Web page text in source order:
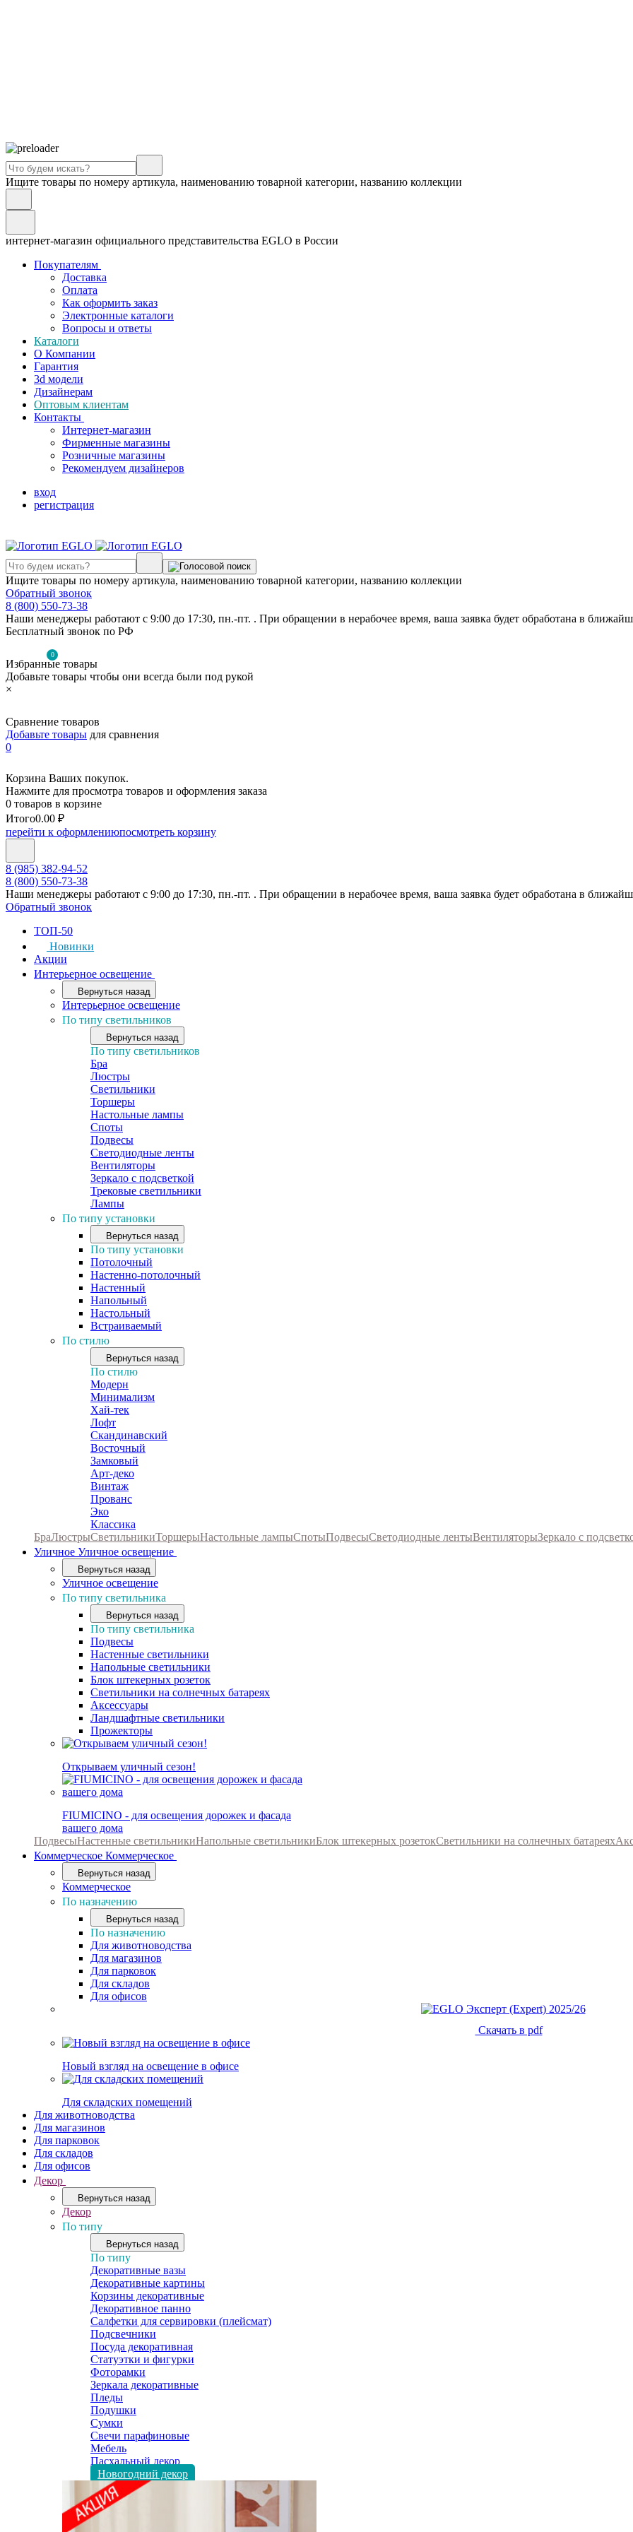
Ищите товары по номеру артикула, наименованию товарной категории, названию коллекции
интернет-магазин официального представительства EGLO в России
Покупателям
Доставка
Оплата
Как оформить заказ
Электронные каталоги
Вопросы и ответы
Каталоги
О Компании
Гарантия
3d модели
Дизайнерам
Оптовым клиентам
Контакты
Интернет-магазин
Фирменные магазины
Розничные магазины
Рекомендуем дизайнеров
вход
регистрация
Ищите товары по номеру артикула, наименованию товарной категории, названию коллекции
Обратный звонок
8 (800) 550-73-38
Наши менеджеры работают с 9:00 до 17:30, пн.-пт. . При обращении в нерабочее время, ваша заявка будет обработана в
Бесплатный звонок по РФ
0
Избранные товары
Добавьте товары чтобы они всегда были под рукой
×
Сравнение товаров
Добавьте товары для сравнения
0
Корзина Ваших покупок.
Нажмите для просмотра товаров и оформления заказа
0 товаров в корзине
Итого0.00 ₽
перейти к оформлениюпосмотреть корзину
8 (985) 382-94-52
8 (800) 550-73-38
Наши менеджеры работают с 9:00 до 17:30, пн.-пт. . При обращении в нерабочее время, ваша заявка будет обработана в
Обратный звонок
ТОП-50
Новинки
Акции
Интерьерное освещение
Вернуться назад
Интерьерное освещение
По типу светильников
Вернуться назад
По типу светильников
Бра
Люстры
Светильники
Торшеры
Настольные лампы
Споты
Подвесы
Светодиодные ленты
Вентиляторы
Зеркало с подсветкой
Трековые светильники
Лампы
По типу установки
Вернуться назад
По типу установки
Потолочный
Настенно-потолочный
Настенный
Напольный
Настольный
Встраиваемый
По стилю
Вернуться назад
По стилю
Модерн
Минимализм
Хай-тек
Лофт
Скандинавский
Восточный
Замковый
Арт-деко
Винтаж
Прованс
Эко
Классика
БраЛюстрыСветильникиТоршерыНастольные лампыСпотыПодвесыСветодиодные лентыВентиляторыЗеркало с
Уличное Уличное освещение
Вернуться назад
Уличное освещение
По типу светильника
Вернуться назад
По типу светильника
Подвесы
Настенные светильники
Напольные светильники
Блок штекерных розеток
Светильники на солнечных батареях
Аксессуары
Ландшафтные светильники
Прожекторы
Открываем уличный сезон!
FIUMICINO - для освещения дорожек и фасада
вашего дома
ПодвесыНастенные светильникиНапольные светильникиБлок штекерных розетокСветильники на солнечных батареях
Коммерческое Коммерческое
Вернуться назад
Коммерческое
По назначению
Вернуться назад
По назначению
Для животноводства
Для магазинов
Для парковок
Для складов
Для офисов
Скачать в pdf
Новый взгляд на освещение в офисе
Для складских помещений
Для животноводства
Для магазинов
Для парковок
Для складов
Для офисов
Декор
Вернуться назад
Декор
По типу
Вернуться назад
По типу
Декоративные вазы
Декоративные картины
Корзины декоративные
Декоративное панно
Салфетки для сервировки (плейсмат)
Подсвечники
Посуда декоративная
Статуэтки и фигурки
Фоторамки
Зеркала декоративные
Пледы
Подушки
Сумки
Свечи парафиновые
Мебель
Пасхальный декор
Новогодний декор